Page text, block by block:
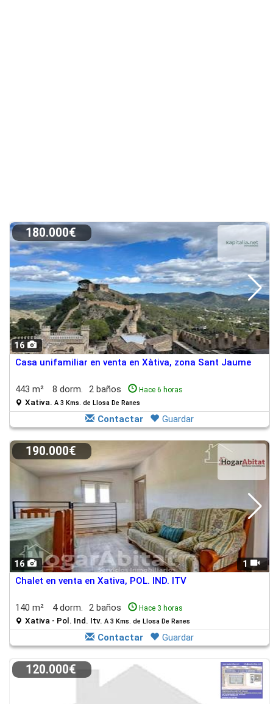
16
180.000€
Casa unifamiliar en venta en Xàtiva, zona Sant Jaume
443 m² 8 dorm. 2 baños Hace 6 horas
Xativa. A 3 Kms. de Llosa De Ranes
Contactar Guardar
16 1
190.000€
Chalet en venta en Xativa, POL. IND. ITV
140 m² 4 dorm. 2 baños Hace 3 horas
Xativa - Pol. Ind. Itv. A 3 Kms. de Llosa De Ranes
Contactar Guardar
120.000€